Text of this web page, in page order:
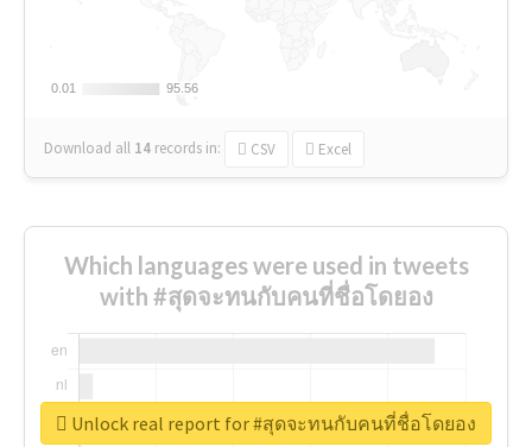
0.01
0.01 95.56
95.56
Download all 14 records in: CSV Excel
Which languages were used in tweets
with #สุดจะทนกับคนที่ชื่อโดยอง
Unlock real report for #สุดจะทนกับคนที่ชื่อโดยอง